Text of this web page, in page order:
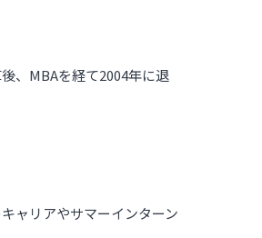
、MBAを経て2004年に退
ャリアやサマーインターン